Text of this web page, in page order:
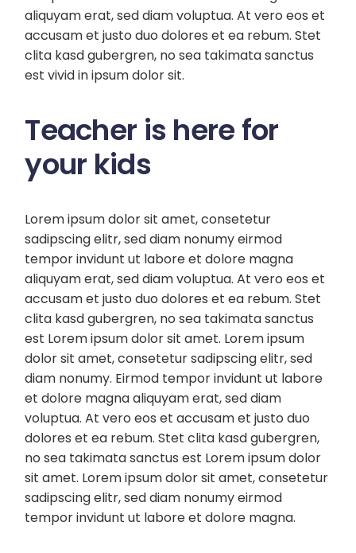
aliquyam erat, sed diam voluptua. At vero eos et
accusam et justo duo dolores et ea rebum. Stet
clita kasd gubergren, no sea takimata sanctus
est vivid in ipsum dolor sit.
Teacher is here for
your kids
Lorem ipsum dolor sit amet, consetetur
sadipscing elitr, sed diam nonumy eirmod
tempor invidunt ut labore et dolore magna
aliquyam erat, sed diam voluptua. At vero eos et
accusam et justo duo dolores et ea rebum. Stet
clita kasd gubergren, no sea takimata sanctus
est Lorem ipsum dolor sit amet. Lorem ipsum
dolor sit amet, consetetur sadipscing elitr, sed
diam nonumy. Eirmod tempor invidunt ut labore
et dolore magna aliquyam erat, sed diam
voluptua. At vero eos et accusam et justo duo
dolores et ea rebum. Stet clita kasd gubergren,
no sea takimata sanctus est Lorem ipsum dolor
sit amet. Lorem ipsum dolor sit amet, consetetur
sadipscing elitr, sed diam nonumy eirmod
tempor invidunt ut labore et dolore magna.